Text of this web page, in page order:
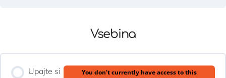
Vsebina
Upajte si
You don't currently have access to this